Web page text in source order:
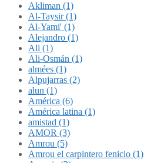
Akliman (1)
Al-Taysir (1)
Al-Yami' (1)
Alejandro (1)
Ali (1)
Ali-Osmán (1)
almées (1)
Alpujarras (2)
alun (1)
América (6)
América latina (1)
amistad (1)
AMOR (3)
Amrou (5)
Amrou el carpintero fenicio (1)